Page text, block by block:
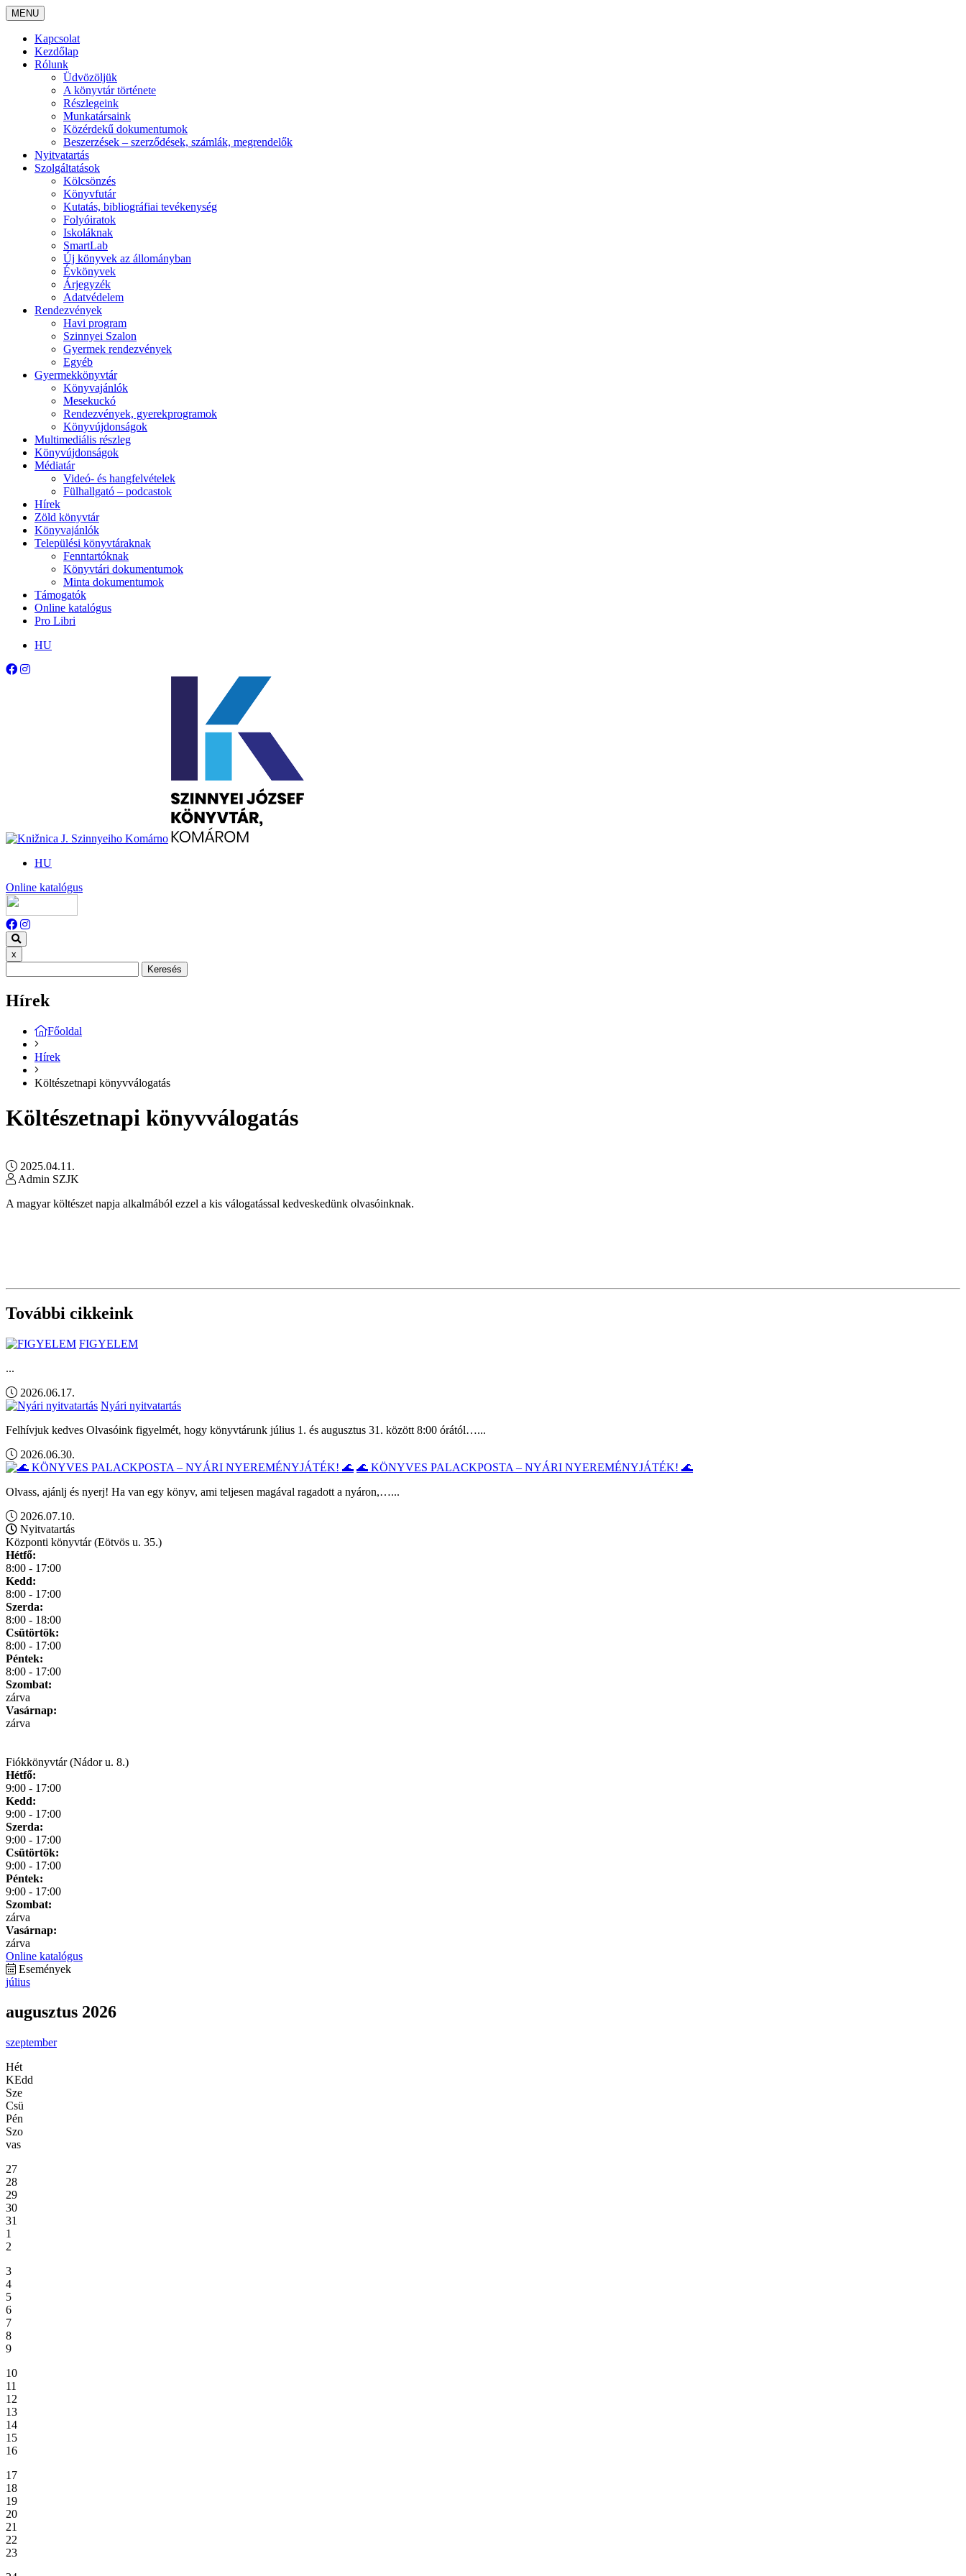
MENU
Kapcsolat
Kezdőlap
Rólunk
Üdvözöljük
A könyvtár története
Részlegeink
Munkatársaink
Közérdekű dokumentumok
Beszerzések – szerződések, számlák, megrendelők
Nyitvatartás
Szolgáltatások
Kölcsönzés
Könyvfutár
Kutatás, bibliográfiai tevékenység
Folyóiratok
Iskoláknak
SmartLab
Új könyvek az állományban
Évkönyvek
Árjegyzék
Adatvédelem
Rendezvények
Havi program
Szinnyei Szalon
Gyermek rendezvények
Egyéb
Gyermekkönyvtár
Könyvajánlók
Mesekuckó
Rendezvények, gyerekprogramok
Könyvújdonságok
Multimediális részleg
Könyvújdonságok
Médiatár
Videó- és hangfelvételek
Fülhallgató – podcastok
Hírek
Zöld könyvtár
Könyvajánlók
Települési könyvtáraknak
Fenntartóknak
Könyvtári dokumentumok
Minta dokumentumok
Támogatók
Online katalógus
Pro Libri
HU
HU
Online katalógus
x
Keresés
Hírek
Főoldal
Hírek
Költészetnapi könyvválogatás
Költészetnapi könyvválogatás
2025.04.11.
Admin SZJK
A magyar költészet napja alkalmából ezzel a kis válogatással kedveskedünk olvasóinknak.
További cikkeink
FIGYELEM
...
2026.06.17.
Nyári nyitvatartás
Felhívjuk kedves Olvasóink figyelmét, hogy könyvtárunk július 1. és augusztus 31. között 8:00 órától…...
2026.06.30.
🌊 KÖNYVES PALACKPOSTA – NYÁRI NYEREMÉNYJÁTÉK! 🌊
Olvass, ajánlj és nyerj! Ha van egy könyv, ami teljesen magával ragadott a nyáron,…...
2026.07.10.
Nyitvatartás
Központi könyvtár (Eötvös u. 35.)
Hétfő:
8:00 - 17:00
Kedd:
8:00 - 17:00
Szerda:
8:00 - 18:00
Csütörtök:
8:00 - 17:00
Péntek:
8:00 - 17:00
Szombat:
zárva
Vasárnap:
zárva
Fiókkönyvtár (Nádor u. 8.)
Hétfő:
9:00 - 17:00
Kedd:
9:00 - 17:00
Szerda:
9:00 - 17:00
Csütörtök:
9:00 - 17:00
Péntek:
9:00 - 17:00
Szombat:
zárva
Vasárnap:
zárva
Online katalógus
Események
július
augusztus 2026
szeptember
Hét
KEdd
Sze
Csü
Pén
Szo
vas
27
28
29
30
31
1
2
3
4
5
6
7
8
9
10
11
12
13
14
15
16
17
18
19
20
21
22
23